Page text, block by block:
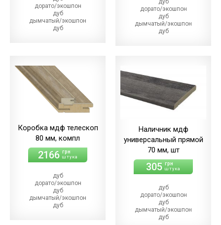
дорато/экошпон
дуб
дымчатый/экошпон
дуб
дуб
мерсо/ПВХ
(+10.00 грн)
дуб
светлый/экошпон
дуб
шале/ПВХ
дуб
дорато/экошпон
дуб
дымчатый/экошпон
дуб
мерсо/ПВХ
(+21.00 грн)
дуб
светлый/экошпон
дуб
Коробка мдф телескоп
80 мм, компл
2166 грн
штука
дуб
дорато/экошпон
дуб
дымчатый/экошпон
дуб
Наличник мдф
универсальный прямой
70 мм, шт
305 грн
штука
дуб
дорато/экошпон
дуб
дымчатый/экошпон
дуб